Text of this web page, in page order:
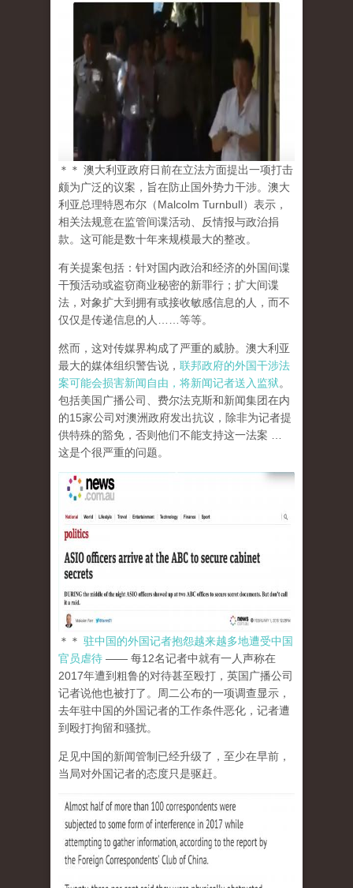
＊＊ 澳大利亚政府日前在立法方面提出一项打击
颇为广泛的议案，旨在防止国外势力干涉。澳大
利亚总理特恩布尔（Malcolm Turnbull）表示，
相关法规意在监管间谍活动、反情报与政治捐
款。这可能是数十年来规模最大的整改。
有关提案包括：针对国内政治和经济的外国间谍
干预活动或盗窃商业秘密的新罪行；扩大间谍
法，对象扩大到拥有或接收敏感信息的人，而不
仅仅是传递信息的人……等等。
然而，这对传媒界构成了严重的威胁。澳大利亚
最大的媒体组织警告说， 联邦政府的外国干涉法
案可能会损害新闻自由，将新闻记者送入监狱。
包括美国广播公司、费尔法克斯和新闻集团在内
的15家公司对澳洲政府发出抗议，除非为记者提
供特殊的豁免，否则他们不能支持这一法案 …
这是个很严重的问题。
＊＊ 驻中国的外国记者抱怨越来越多地遭受中国
官员虐待 —— 每12名记者中就有一人声称在
2017年遭到粗鲁的对待甚至殴打，英国广播公司
记者说他也被打了。周二公布的一项调查显示，
去年驻中国的外国记者的工作条件恶化，记者遭
到殴打拘留和骚扰。
足见中国的新闻管制已经升级了，至少在早前，
当局对外国记者的态度只是驱赶。